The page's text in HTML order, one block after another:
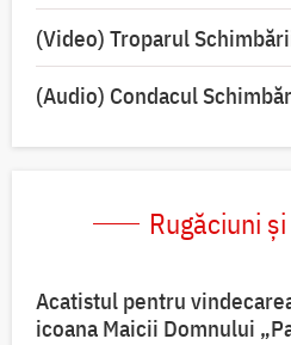
(Video) Troparul
(Audio) Condacul
Rugăciuni
Acatistul pentru
icoana Maicii Domnului